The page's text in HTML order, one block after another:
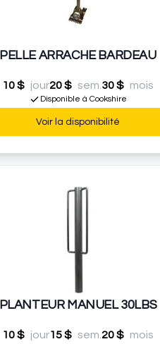
PELLE ARRACHE BARDEAU
10 $ jour20 $ sem. 30 $ mois
Disponible à Cookshire
Voir la disponibilité
PLANTEUR MANUEL 30LBS
10 $ jour15 $ sem. 20 $ mois